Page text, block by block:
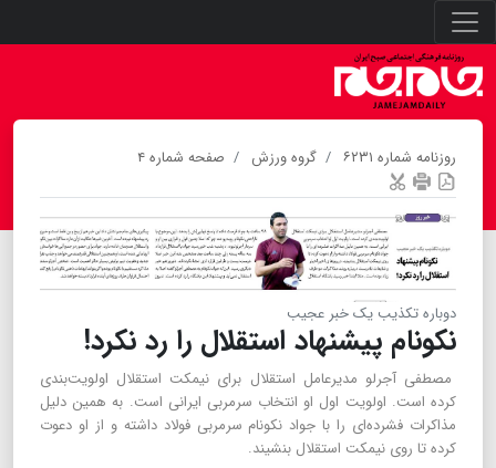
روزنامه شماره ۶۲۳۱ گروه ورزش صفحه شماره ۴
دوباره تکذیب یک خبر عجیب
نکونام پیشنهاد استقلال را رد نکرد!
مصطفی آجرلو مدیرعامل استقلال برای نیمکت استقلال اولویت‌بندی
کرده است. اولویت اول او انتخاب سرمربی ایرانی است. به همین دلیل
مذاکرات فشرده‌ای را با جواد نکونام سرمربی فولاد داشته و از او دعوت
کرده تا روی نیمکت استقلال بنشیند.